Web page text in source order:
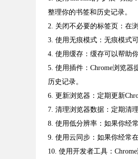
整理你的书签和历史记录。
2. 关闭不必要的标签页：在
3. 使用无痕模式：无痕模式
4. 使用缓存：缓存可以帮助
5. 使用插件：Chrome浏览
历史记录。
6. 更新浏览器：定期更新
7. 清理浏览器数据：定期清
8. 使用低分辨率：如果你经
9. 使用云同步：如果你经常
10. 使用开发者工具：